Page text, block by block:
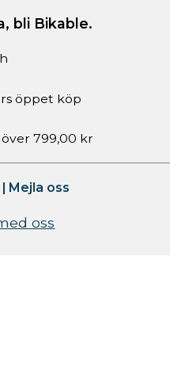
bli Bikable.
öppet köp
799,00 kr
| Mejla oss
oss